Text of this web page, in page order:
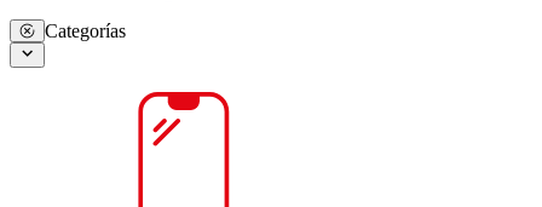
Categorías